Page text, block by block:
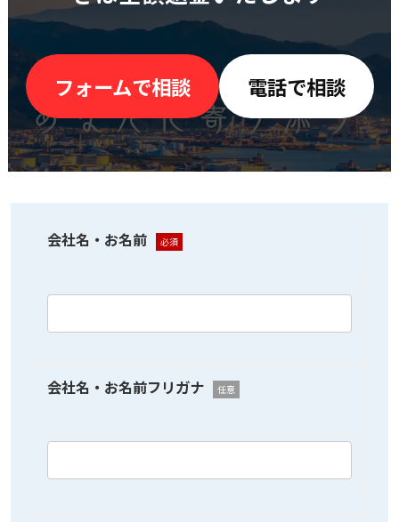
フォームで相談 電話で相談
会社名・お名前 必須
会社名・お名前フリガナ 任意